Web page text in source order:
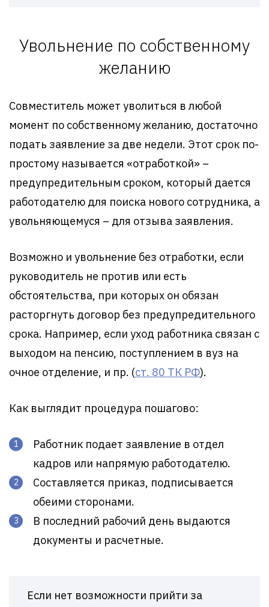
Увольнение по собственному
желанию
Совместитель может уволиться в любой
момент по собственному желанию, достаточно
подать заявление за две недели. Этот срок по-
простому называется «отработкой» –
предупредительным сроком, который дается
работодателю для поиска нового сотрудника, а
увольняющемуся – для отзыва заявления.
Возможно и увольнение без отработки, если
руководитель не против или есть
обстоятельства, при которых он обязан
расторгнуть договор без предупредительного
срока. Например, если уход работника связан с
выходом на пенсию, поступлением в вуз на
очное отделение, и пр. (ст. 80 ТК РФ).
Как выглядит процедура пошагово:
Работник подает заявление в отдел
кадров или напрямую работодателю.
Составляется приказ, подписывается
обеими сторонами.
В последний рабочий день выдаются
документы и расчетные.
Если нет возможности прийти за